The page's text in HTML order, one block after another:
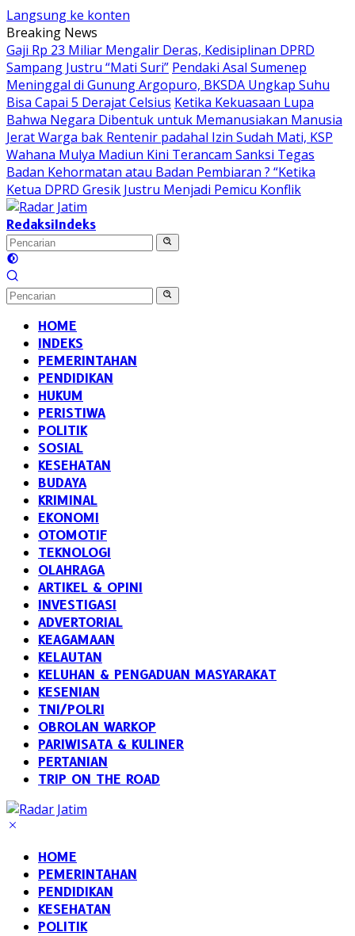
Langsung ke konten
Breaking News
Gaji Rp 23 Miliar Mengalir Deras, Kedisiplinan DPRD
Sampang Justru “Mati Suri” Pendaki Asal Sumenep
Meninggal di Gunung Argopuro, BKSDA Ungkap Suhu
Bisa Capai 5 Derajat Celsius Ketika Kekuasaan Lupa
Bahwa Negara Dibentuk untuk Memanusiakan Manusia
Jerat Warga bak Rentenir padahal Izin Sudah Mati, KSP
Wahana Mulya Madiun Kini Terancam Sanksi Tegas
Badan Kehormatan atau Badan Pembiaran ? “Ketika
Ketua DPRD Gresik Justru Menjadi Pemicu Konflik
RedaksiIndeks
HOME
INDEKS
PEMERINTAHAN
PENDIDIKAN
HUKUM
PERISTIWA
POLITIK
SOSIAL
KESEHATAN
BUDAYA
KRIMINAL
EKONOMI
OTOMOTIF
TEKNOLOGI
OLAHRAGA
ARTIKEL & OPINI
INVESTIGASI
ADVERTORIAL
KEAGAMAAN
KELAUTAN
KELUHAN & PENGADUAN MASYARAKAT
KESENIAN
TNI/POLRI
OBROLAN WARKOP
PARIWISATA & KULINER
PERTANIAN
TRIP ON THE ROAD
HOME
PEMERINTAHAN
PENDIDIKAN
KESEHATAN
POLITIK